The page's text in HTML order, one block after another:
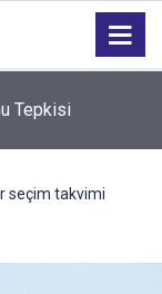
Tepkisi
seçim takvimi